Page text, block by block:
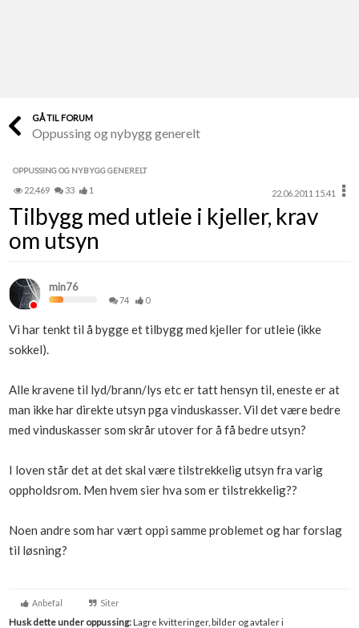
Finn håndverkere
Papirer som mangler
Skaff dokumentasjon som mangler
Kundeservice
Se din bolig? Klikk her
Få mer ut av Boligmappa
GÅ TIL FORUM
Oppussing og nybygg generelt
OPPUSSING OG NYBYGG GENERELT
22,469 33 1 22.06.2011 15.41
Tilbygg med utleie i kjeller, krav
om utsyn
min76
74 0
Vi har tenkt til å bygge et tilbygg med kjeller for utleie (ikke
sokkel).
Alle kravene til lyd/brann/lys etc er tatt hensyn til, eneste er at
man ikke har direkte utsyn pga vinduskasser. Vil det være bedre
med vinduskasser som skrår utover for å få bedre utsyn?
I loven står det at det skal være tilstrekkelig utsyn fra varig
oppholdsrom. Men hvem sier hva som er tilstrekkelig??
Noen andre som har vært oppi samme problemet og har forslag
til løsning?
Anbefal Siter
Husk dette under oppussing:Lagre kvitteringer, bilder og avtaler i